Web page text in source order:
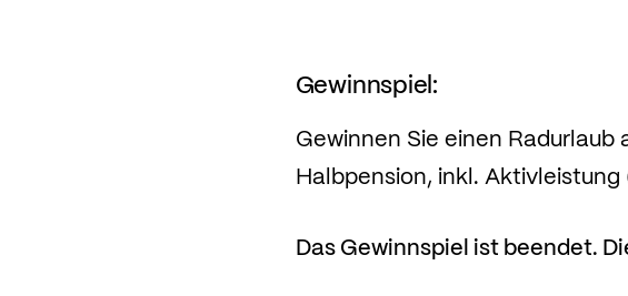
Gewinnspiel:
Gewinnen Sie einen Radurlaub
Halbpension, inkl. Aktivleistung
Das Gewinnspiel ist beendet.